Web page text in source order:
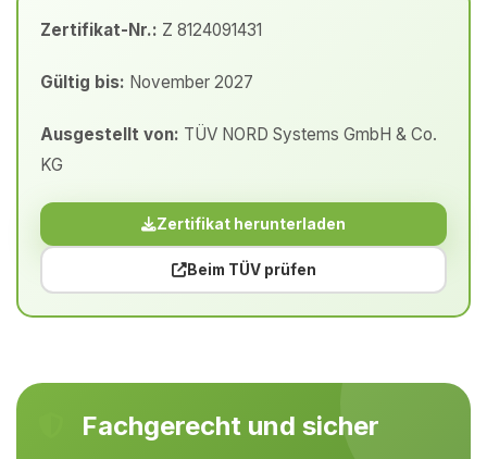
Zertifikat-Nr.: Z 8124091431
Gültig bis: November 2027
Ausgestellt von: TÜV NORD Systems GmbH & Co.
KG
Zertifikat herunterladen
Beim TÜV prüfen
Fachgerecht und sicher